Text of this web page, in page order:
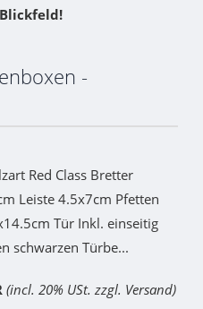
-
Red Class Bretter
Leiste 4.5x7cm Pfetten
Tür Inkl. einseitig
schwarzen Türbe...
(incl. 20% USt. zzgl. Versand)